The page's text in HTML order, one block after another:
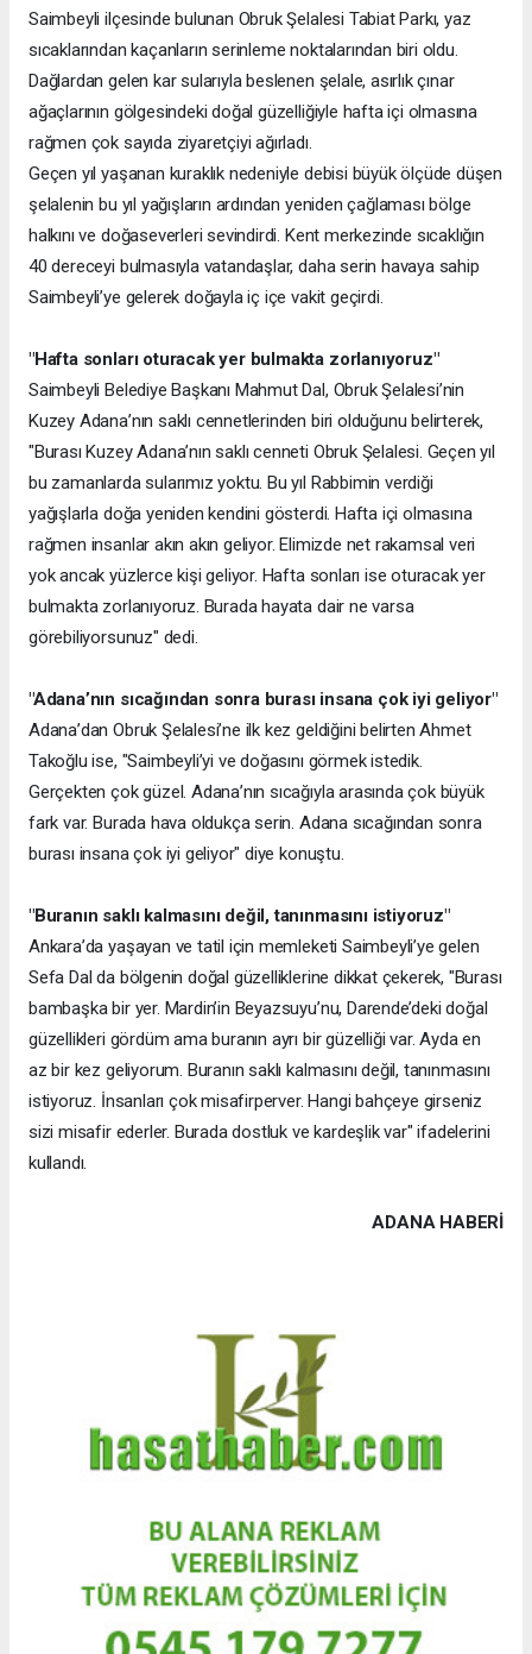
Saimbeyli ilçesinde bulunan Obruk Şelalesi Tabiat Parkı, yaz
sıcaklarından kaçanların serinleme noktalarından biri oldu.
Dağlardan gelen kar sularıyla beslenen şelale, asırlık çınar
ağaçlarının gölgesindeki doğal güzelliğiyle hafta içi olmasına
rağmen çok sayıda ziyaretçiyi ağırladı.
Geçen yıl yaşanan kuraklık nedeniyle debisi büyük ölçüde düşen
şelalenin bu yıl yağışların ardından yeniden çağlaması bölge
halkını ve doğaseverleri sevindirdi. Kent merkezinde sıcaklığın
40 dereceyi bulmasıyla vatandaşlar, daha serin havaya sahip
Saimbeyli’ye gelerek doğayla iç içe vakit geçirdi.
"Hafta sonları oturacak yer bulmakta zorlanıyoruz"
Saimbeyli Belediye Başkanı Mahmut Dal, Obruk Şelalesi’nin
Kuzey Adana’nın saklı cennetlerinden biri olduğunu belirterek,
"Burası Kuzey Adana’nın saklı cenneti Obruk Şelalesi. Geçen yıl
bu zamanlarda sularımız yoktu. Bu yıl Rabbimin verdiği
yağışlarla doğa yeniden kendini gösterdi. Hafta içi olmasına
rağmen insanlar akın akın geliyor. Elimizde net rakamsal veri
yok ancak yüzlerce kişi geliyor. Hafta sonları ise oturacak yer
bulmakta zorlanıyoruz. Burada hayata dair ne varsa
görebiliyorsunuz" dedi.
"Adana’nın sıcağından sonra burası insana çok iyi geliyor"
Adana’dan Obruk Şelalesi’ne ilk kez geldiğini belirten Ahmet
Takoğlu ise, "Saimbeyli’yi ve doğasını görmek istedik.
Gerçekten çok güzel. Adana’nın sıcağıyla arasında çok büyük
fark var. Burada hava oldukça serin. Adana sıcağından sonra
burası insana çok iyi geliyor" diye konuştu.
"Buranın saklı kalmasını değil, tanınmasını istiyoruz"
Ankara’da yaşayan ve tatil için memleketi Saimbeyli’ye gelen
Sefa Dal da bölgenin doğal güzelliklerine dikkat çekerek, "Burası
bambaşka bir yer. Mardin’in Beyazsuyu’nu, Darende’deki doğal
güzellikleri gördüm ama buranın ayrı bir güzelliği var. Ayda en
az bir kez geliyorum. Buranın saklı kalmasını değil, tanınmasını
istiyoruz. İnsanları çok misafirperver. Hangi bahçeye girseniz
sizi misafir ederler. Burada dostluk ve kardeşlik var" ifadelerini
kullandı.
ADANA HABERİ